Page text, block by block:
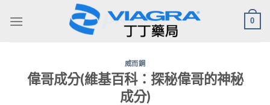
0
威而鋼
偉哥成分(維基百科：探秘偉哥的神秘
成分)